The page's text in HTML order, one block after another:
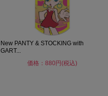
New PANTY & STOCKING with
GART...
価格：880円(税込)